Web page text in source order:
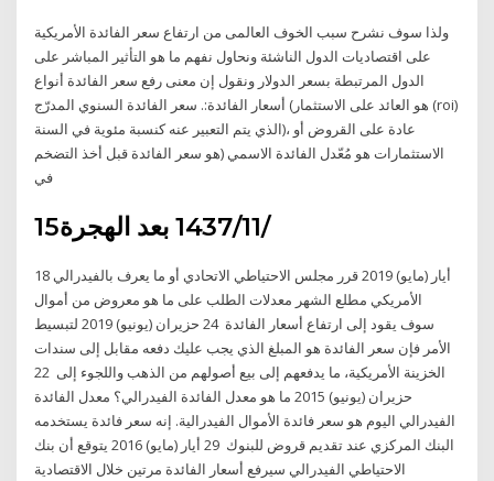
ولذا سوف نشرح سبب الخوف العالمى من ارتفاع سعر الفائدة الأمريكية
على اقتصاديات الدول الناشئة ونحاول نفهم ما هو التأثير المباشر على
الدول المرتبطة بسعر الدولار ونقول إن معنى رفع سعر الفائدة أنواع
أسعار الفائدة:. سعر الفائدة السنوي المدرّج (هو العائد على الاستثمار (roi)
الذي يتم التعبير عنه كنسبة مئوية في السنة)، عادة على القروض أو
الاستثمارات هو مُعّدل الفائدة الاسمي (هو سعر الفائدة قبل أخذ التضخم
في
15‏‏/11‏‏/1437 بعد الهجرة
18 أيار (مايو) 2019 قرر مجلس الاحتياطي الاتحادي أو ما يعرف بالفيدرالي
الأمريكي مطلع الشهر معدلات الطلب على ما هو معروض من أموال
سوف يقود إلى ارتفاع أسعار الفائدة 24 حزيران (يونيو) 2019 لتبسيط
الأمر فإن سعر الفائدة هو المبلغ الذي يجب عليك دفعه مقابل إلى سندات
الخزينة الأمريكية، ما يدفعهم إلى بيع أصولهم من الذهب واللجوء إلى 22
حزيران (يونيو) 2015 ما هو معدل الفائدة الفيدرالي؟ معدل الفائدة
الفيدرالي اليوم هو سعر فائدة الأموال الفيدرالية. إنه سعر فائدة يستخدمه
البنك المركزي عند تقديم قروض للبنوك 29 أيار (مايو) 2016 يتوقع أن بنك
الاحتياطي الفيدرالي سيرفع أسعار الفائدة مرتين خلال الاقتصادية